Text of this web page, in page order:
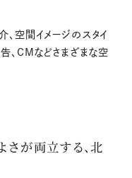
、空間イメージのスタイ
、CMなどさまざまな空
さが両立する、北